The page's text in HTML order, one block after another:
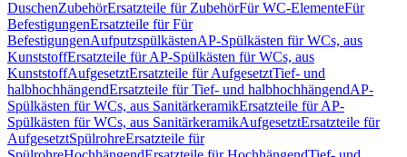
DuschenZubehörErsatzteile für ZubehörFür WC-ElementeFür
BefestigungenErsatzteile für Für
BefestigungenAufputzspülkästenAP-Spülkästen für WCs, aus
KunststoffErsatzteile für AP-Spülkästen für WCs, aus
KunststoffAufgesetztErsatzteile für AufgesetztTief- und
halbhochhängendErsatzteile für Tief- und halbhochhängendAP-
Spülkästen für WCs, aus SanitärkeramikErsatzteile für AP-
Spülkästen für WCs, aus SanitärkeramikAufgesetztErsatzteile für
AufgesetztSpülrohreErsatzteile für